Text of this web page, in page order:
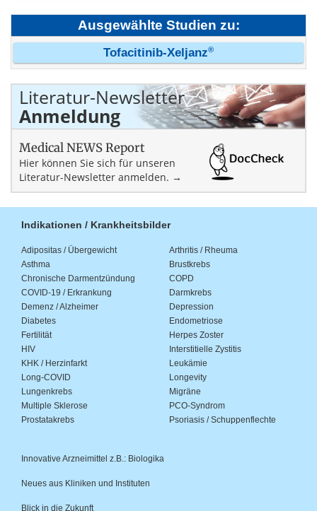
Ausgewählte Studien zu:
Tofacitinib-Xeljanz®
Literatur-Newsletter
Anmeldung
Medical NEWS Report
Hier können Sie sich für unseren
Literatur-Newsletter anmelden. →
Indikationen / Krankheitsbilder
Adipositas / Übergewicht
Arthritis / Rheuma
Asthma
Brustkrebs
Chronische Darmentzündung
COPD
COVID-19 / Erkrankung
Darmkrebs
Demenz / Alzheimer
Depression
Diabetes
Endometriose
Fertilität
Herpes Zoster
HIV
Interstitielle Zystitis
KHK / Herzinfarkt
Leukämie
Long-COVID
Longevity
Lungenkrebs
Migräne
Multiple Sklerose
PCO-Syndrom
Prostatakrebs
Psoriasis / Schuppenflechte
Innovative Arzneimittel z.B.: Biologika
Neues aus Kliniken und Instituten
Blick in die Zukunft